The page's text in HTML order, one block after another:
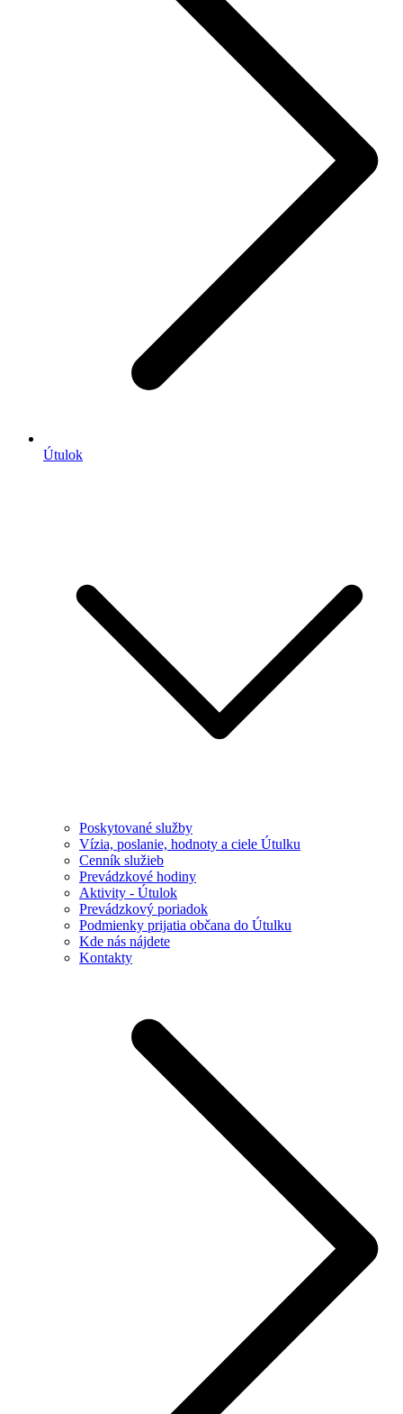
Útulok
Poskytované služby
Vízia, poslanie, hodnoty a ciele Útulku
Cenník služieb
Prevádzkové hodiny
Aktivity - Útulok
Prevádzkový poriadok
Podmienky prijatia občana do Útulku
Kde nás nájdete
Kontakty